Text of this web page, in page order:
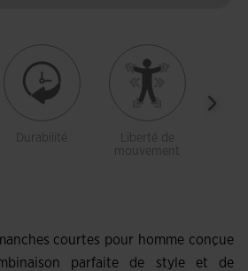
Durabilité
Liberté de
mouvement
courtes pour homme conçue
parfaite de style et de